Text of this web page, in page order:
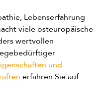
Lebenserfahrung
viele osteuropäische
wertvollen
und
erfahren Sie auf